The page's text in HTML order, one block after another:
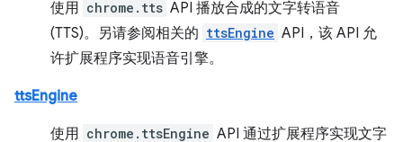
使用 chrome.tts API 播放合成的文字转语音
(TTS)。另请参阅相关的 ttsEngine API，该 API 允
许扩展程序实现语音引擎。
ttsEngine
使用 chrome.ttsEngine API 通过扩展程序实现文字